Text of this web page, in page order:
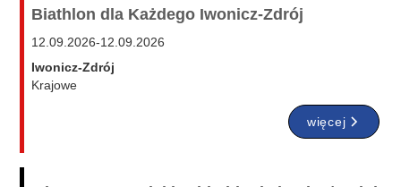
Biathlon dla Każdego Iwonicz-Zdrój
12.09.2026-12.09.2026
Iwonicz-Zdrój
Krajowe
więcej